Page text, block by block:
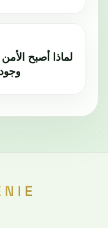
لماذا أصبح